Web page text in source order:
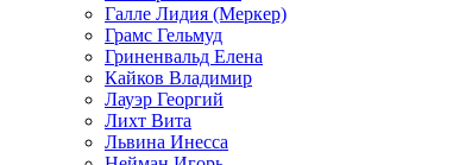
Галле Лидия (Меркер)
Грамс Гельмуд
Гриненвальд Елена
Кайков Владимир
Лауэр Георгий
Лихт Вита
Львина Инесса